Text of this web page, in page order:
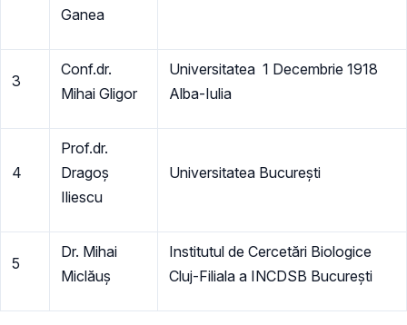
Ganea
3
Conf.dr.
Mihai Gligor
Universitatea 1 Decembrie 1918
Alba-Iulia
4
Prof.dr.
Dragoş
Iliescu
Universitatea Bucureşti
5
Dr. Mihai
Miclăuş
Institutul de Cercetări Biologice
Cluj-Filiala a INCDSB București